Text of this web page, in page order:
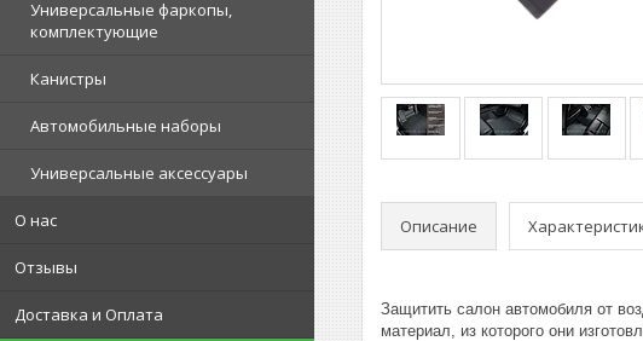
Универсальные фаркопы,
комплектующие
Канистры
Автомобильные наборы
Универсальные аксессуары
О нас
Отзывы
Доставка и Оплата
Описание
Защитить салон автомобиля от
материал, из которого они